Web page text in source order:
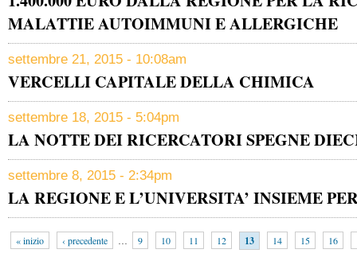
MALATTIE AUTOIMMUNI E ALLERGICHE
settembre 21, 2015 - 10:08am
VERCELLI CAPITALE DELLA CHIMICA
settembre 18, 2015 - 5:04pm
LA NOTTE DEI RICERCATORI SPEGNE
settembre 8, 2015 - 2:34pm
LA REGIONE E L’UNIVERSITA’ INSIEME
« inizio ‹ precedente … 9 10 11 12 13 14 15 16